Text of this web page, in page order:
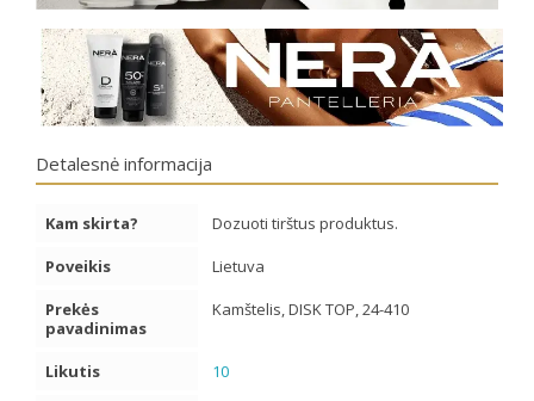
Detalesnė informacija
Kam skirta?
Dozuoti tirštus produktus.
Poveikis
Lietuva
Prekės
pavadinimas
Kamštelis, DISK TOP, 24-410
Likutis
10